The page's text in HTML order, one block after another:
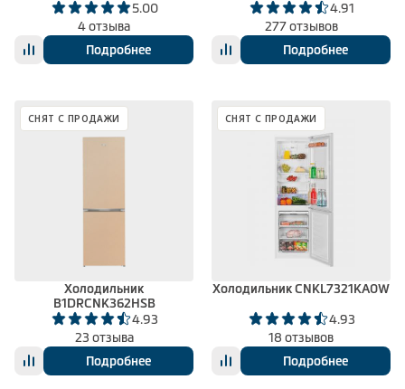
5.00
4 отзыва
Подробнее
4.91
277 отзывов
Подробнее
СНЯТ С ПРОДАЖИ
Холодильник
B1DRCNK362HSB
4.93
23 отзыва
Подробнее
СНЯТ С ПРОДАЖИ
Холодильник CNKL7321KA0W
4.93
18 отзывов
Подробнее